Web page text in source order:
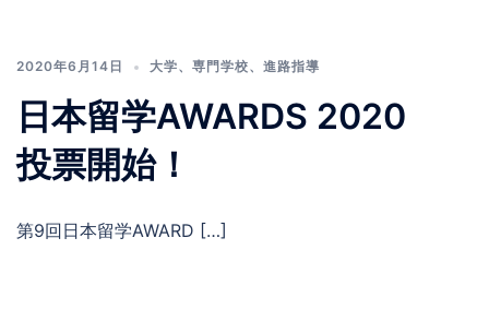
2020年6月14日 大学、 専門学校、 進路指導
日本留学AWARDS 2020
投票開始！
第9回日本留学AWARD […]